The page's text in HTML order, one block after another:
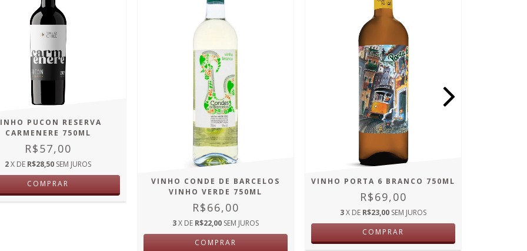
PUCON RESERVA
CARMENERE 750ML
R$57,00
2X DE R$28,50 SEM JUROS
COMPRAR
VINHO CONDE DE BARCELOS
VINHO VERDE 750ML
R$66,00
3X DE R$22,00 SEM JUROS
COMPRAR
VINHO PORTA 6 BRANCO 750ML
R$69,00
3X DE R$23,00 SEM JUROS
COMPRAR